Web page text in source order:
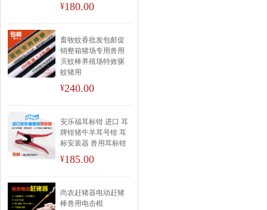
¥180.00
畜牧蚊香批发包邮促
销整箱猪场专用兽用
灭蚊棒养殖场特效驱
蚊猪用
¥240.00
安乐福耳标钳 进口 耳
牌钳猪牛羊耳号钳 耳
标安装器 兽用耳标钳
¥185.00
尚农赶猪器电动赶猪
棒兽用电击棍